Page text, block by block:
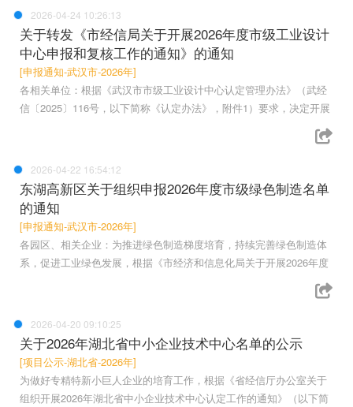
2026-04-24 10:26:13
关于转发《市经信局关于开展2026年度市级工业设计
中心申报和复核工作的通知》的通知
[申报通知-武汉市-2026年]
各相关单位：根据《武汉市市级工业设计中心认定管理办法》（武经
信〔2025〕116号，以下简称《认定办法》，附件1）要求，决定开展
2026-04-22 16:54:12
东湖高新区关于组织申报2026年度市级绿色制造名单
的通知
[申报通知-武汉市-2026年]
各园区、相关企业：为推进绿色制造梯度培育，持续完善绿色制造体
系，促进工业绿色发展，根据《市经济和信息化局关于开展2026年度
2026-04-20 09:10:25
关于2026年湖北省中小企业技术中心名单的公示
[项目公示-湖北省-2026年]
为做好专精特新小巨人企业的培育工作，根据《省经信厅办公室关于
组织开展2026年湖北省中小企业技术中心认定工作的通知》（以下简